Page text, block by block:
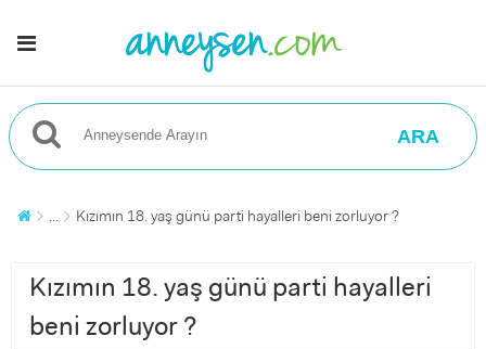
ARA
... Kızımın 18. yaş günü parti hayalleri beni zorluyor ?
Kızımın 18. yaş günü parti hayalleri
beni zorluyor ?